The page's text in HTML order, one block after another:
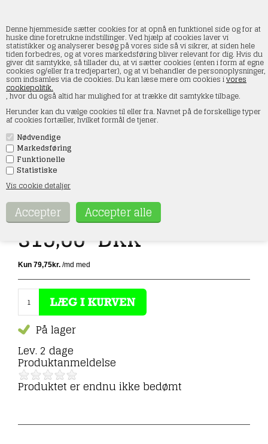
Denne hjemmeside sætter cookies for at opnå en funktionel side og for at
huske dine foretrukne indstillinger. Ved hjælp af cookies laver vi
statistikker og analyserer besøg på vores side så vi sikrer, at siden hele
tiden forbedres, og at vores markedsføring bliver relevant for dig. Hvis du
giver dit samtykke, så tillader du, at vi sætter cookies (enten i form af egne
cookies og/eller fra tredjeparter), og at vi behandler de personoplysninger,
som indsamles via de cookies. Du kan læse mere om cookies ivores
cookiepolitik.
, hvor du også altid har mulighed for at trække dit samtykke tilbage.
Herunder kan du vælge cookies til eller fra. Navnet på de forskellige typer
af cookies fortæller, hvilket formål de tjener.
Nødvendige
Markedsføring
Funktionelle
Statistiske
Vis cookie detaljer
Auhagen 12264 Tankanlæg med højtank H0
Forside»Huse & bygninger»Auhagen»Spor H0
Varenr.:12264
319,00DKK
På lager
Lev. 2 dage
Produktanmeldelse
Produktet er endnu ikke bedømt